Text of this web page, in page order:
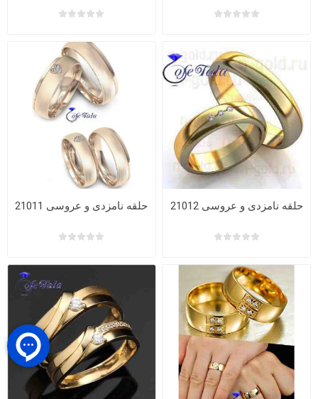
حلقه نامزدی و عروسی 21011 حلقه نامزدی و عروسی 21012